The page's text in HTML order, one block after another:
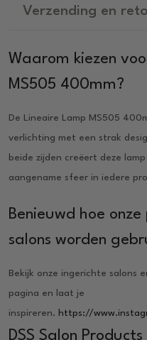
Verzending en
Waarom kiezen
MS505 400mm?
De Lineaire Lamp MS505
verlichting met een strak
beide zijden creëert deze
aangename sfeer in iedere
Benieuwd hoe
salons worden
Bekijk onze ingerichte salons
pagina en laat je
inspireren. https://
DSS Salon